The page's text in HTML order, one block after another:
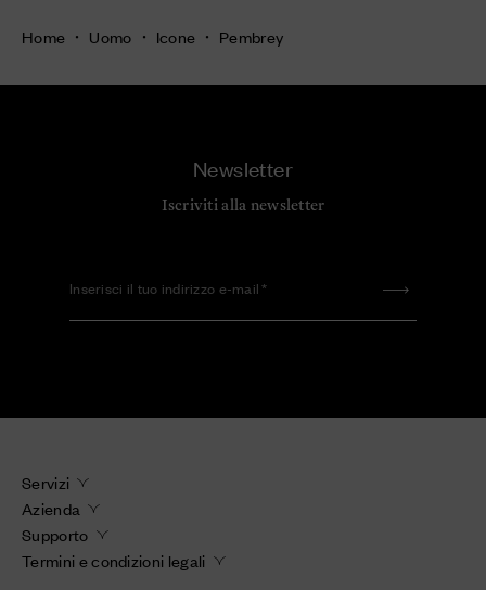
Home Uomo Icone Pembrey
Newsletter
Iscriviti alla newsletter
Inserisci il tuo indirizzo e-mail
Servizi
Azienda
Supporto
Termini e condizioni legali